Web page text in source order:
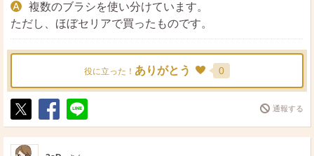
複数のブラシを使い分けています。
ただし、ほぼセリアで買ったものです。
役に立った！ ありがとう 0
ポ
ス
ト
シ
ェ
送
る
通報する